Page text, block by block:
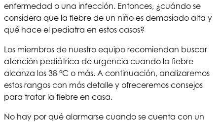
enfermedad o una infección. Entonces, ¿cuándo se
considera que la fiebre de un niño es demasiado alta y
qué hace el pediatra en estos casos?
Los miembros de nuestro equipo recomiendan buscar
atención pediátrica de urgencia cuando la fiebre
alcanza los 38 °C o más. A continuación, analizaremos
estos rangos con más detalle y ofreceremos consejos
para tratar la fiebre en casa.
No hay por qué alarmarse cuando se cuenta con un